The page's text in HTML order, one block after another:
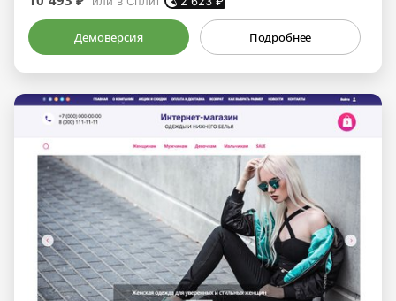
Демоверсия Подробнее